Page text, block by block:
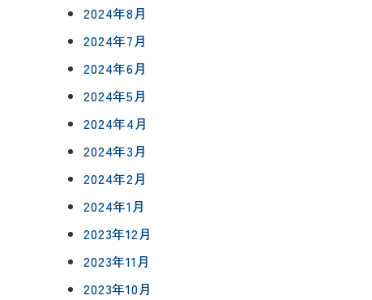
2024年8月
2024年7月
2024年6月
2024年5月
2024年4月
2024年3月
2024年2月
2024年1月
2023年12月
2023年11月
2023年10月